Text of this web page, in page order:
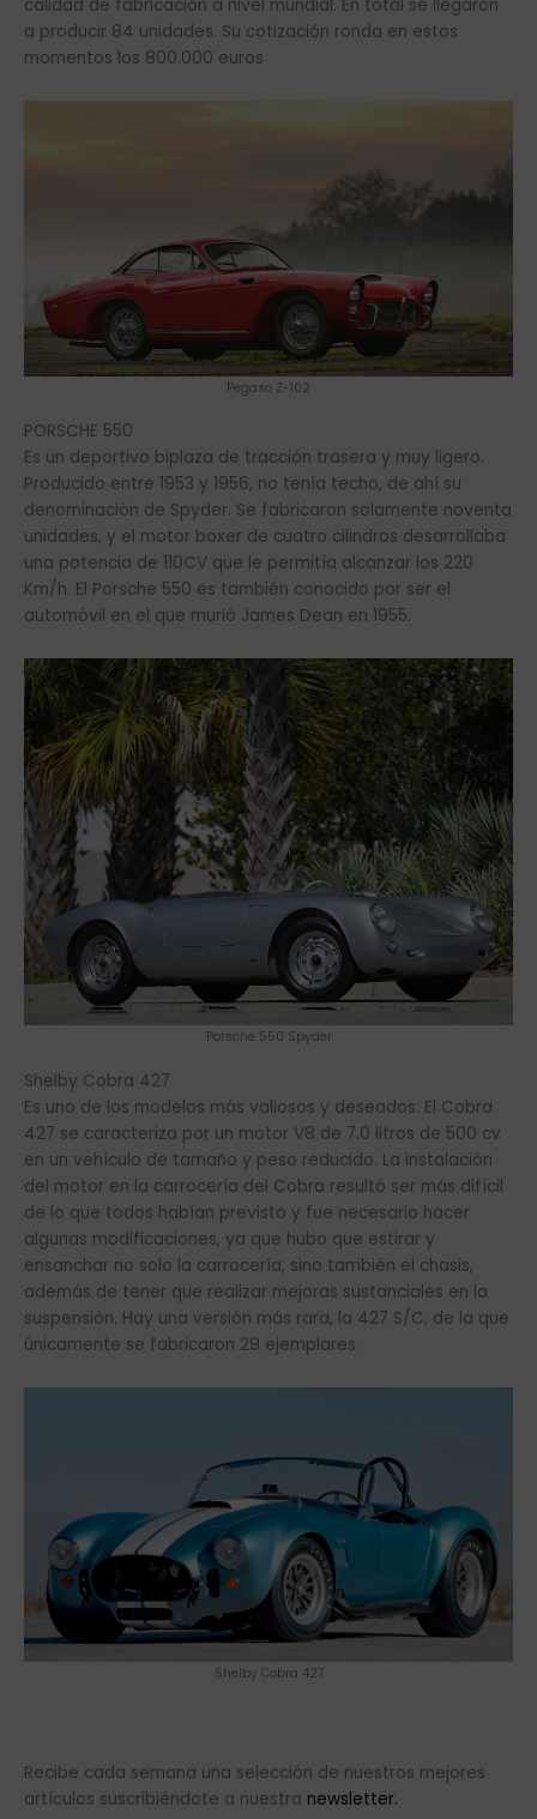
Es un deportivo biplaza de tracción trasera y muy ligero.
Producido entre 1953 y 1956, no tenía techo, de ahí su
denominación de Spyder. Se fabricaron solamente noventa
unidades, y el motor boxer de cuatro cilindros desarrollaba
una potencia de 110CV que le permitía alcanzar los 220
Km/h. El Porsche 550 es también conocido por ser el
automóvil en el que murió James Dean en 1955.
Porsche 550 Spyder
Shelby Cobra 427
Es uno de los modelos más valiosos y deseados. El Cobra
427 se caracteriza por un motor V8 de 7.0 litros de 500 cv
en un vehículo de tamaño y peso reducido. La instalación
del motor en la carrocería del Cobra resultó ser más difícil
de lo que todos habían previsto y fue necesario hacer
algunas modificaciones, ya que hubo que estirar y
ensanchar no solo la carrocería, sino también el chasis,
además de tener que realizar mejoras sustanciales en la
suspensión. Hay una versión más rara, la 427 S/C, de la que
únicamente se fabricaron 29 ejemplares.
Recibe cada semana una selección de nuestros mejores
artículos suscribiéndote a nuestra
newsletter.
Eventos Motor julio 14, 2023 Clásicos
Ant
ANTERIOR SIGUIENTE